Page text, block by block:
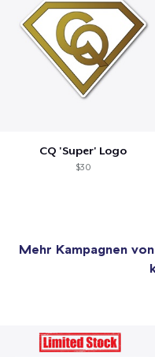
CQ 'Super' Logo
$30
Mehr Kampagnen von